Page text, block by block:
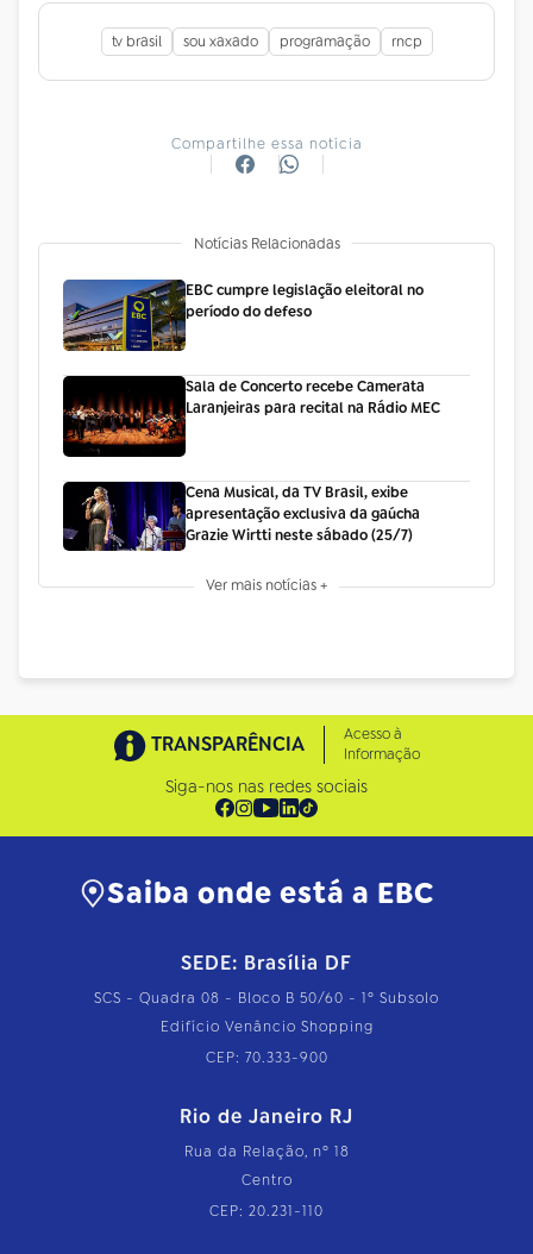
tv brasil sou xaxado programação rncp
Compartilhe essa notícia
Notícias Relacionadas
EBC cumpre legislação eleitoral no
período do defeso
Sala de Concerto recebe Camerata
Laranjeiras para recital na Rádio MEC
Cena Musical, da TV Brasil, exibe
apresentação exclusiva da gaúcha
Grazie Wirtti neste sábado (25/7)
Ver mais notícias +
TRANSPARÊNCIA
Acesso à
Informação
Siga-nos nas redes sociais
Saiba onde está a EBC
SEDE: Brasília DF
SCS - Quadra 08 - Bloco B 50/60 - 1º Subsolo
Edifício Venâncio Shopping
CEP: 70.333-900
Rio de Janeiro RJ
Rua da Relação, nº 18
Centro
CEP: 20.231-110